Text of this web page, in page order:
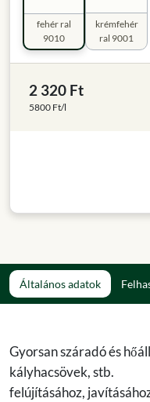
fehér ral
9010
krémfehér
ral 9001
2 320 Ft
5800 Ft/l
Általános adatok
Gyorsan száradó és
kályhacsövek, stb.
felújításához,